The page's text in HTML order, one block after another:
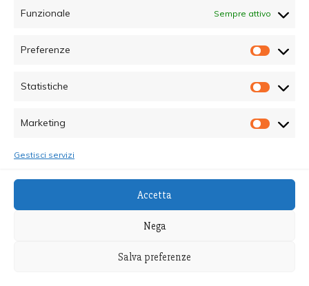
Funzionale Sempre attivo
Preferenze
Statistiche
Marketing
Gestisci servizi
Accetta
Nega
Salva preferenze
96015470825 - Testata Giornalistica online Registrata
al Tribunale di Palermo - Direttore Responsabile dott.ssa
Proudly powered by WordPress|Theme: Recent News